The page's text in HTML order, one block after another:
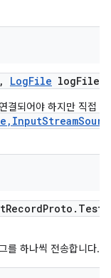
, LogFile logFile)
결되어야 하지만 직접
RecordProto . Test
를 하나씩 전송합니다.